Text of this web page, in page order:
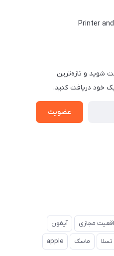
شوید و تازه‌ترین
خود دریافت کنید.
عضویت
مجازی آیفون
تسلا ماسک apple